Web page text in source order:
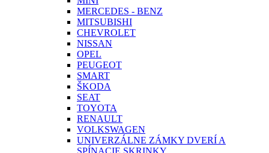
MERCEDES - BENZ
MITSUBISHI
CHEVROLET
NISSAN
OPEL
PEUGEOT
SMART
ŠKODA
SEAT
TOYOTA
RENAULT
VOLKSWAGEN
UNIVERZÁLNE ZÁMKY DVERÍ A
SPÍNACIE SKRINKY